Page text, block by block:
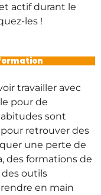
actif durant le
les !
travailler avec
pour de
sont
retrouver des
une perte de
des formations de
outils
en main